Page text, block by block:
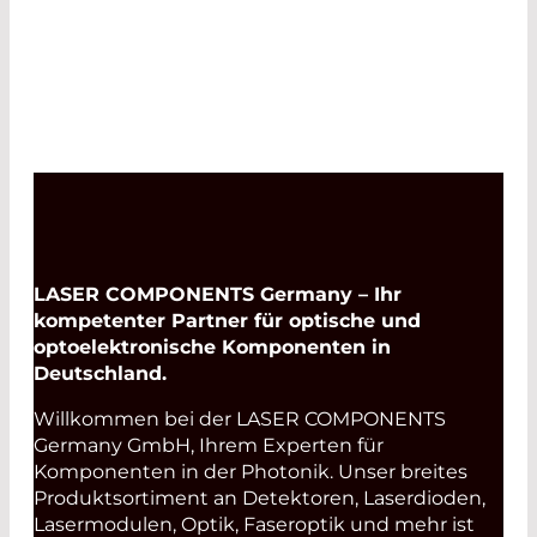
LASER COMPONENTS Germany – Ihr
kompetenter Partner für optische und
optoelektronische Komponenten in
Deutschland.
Willkommen bei der LASER COMPONENTS
Germany GmbH, Ihrem Experten für
Komponenten in der Photonik. Unser breites
Produktsortiment an Detektoren, Laserdioden,
Lasermodulen, Optik, Faseroptik und mehr ist